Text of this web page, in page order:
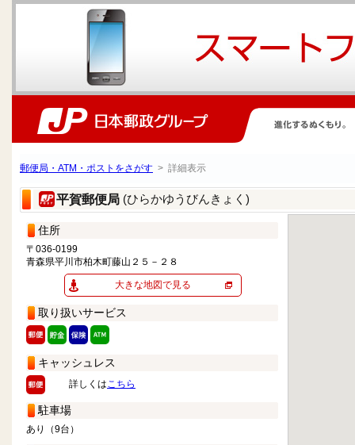
郵便局・ATM・ポストをさがす > 詳細表示
平賀郵便局 (ひらかゆうびんきょく)
住所
〒036-0199
青森県平川市柏木町藤山２５－２８
大きな地図で見る
取り扱いサービス
キャッシュレス
詳しくはこちら
駐車場
あり（9台）